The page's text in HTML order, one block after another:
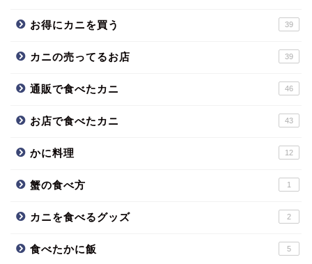
お得にカニを買う 39
カニの売ってるお店 39
通販で食べたカニ 46
お店で食べたカニ 43
かに料理 12
蟹の食べ方 1
カニを食べるグッズ 2
食べたかに飯 5